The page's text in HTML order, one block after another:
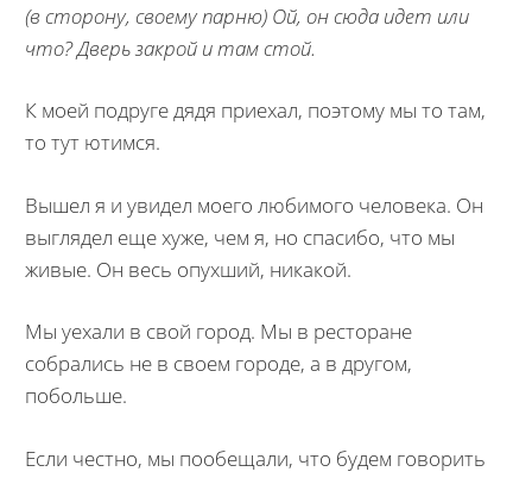
(в сторону, своему парню) Ой, он сюда идет или
что? Дверь закрой и там стой.
К моей подруге дядя приехал, поэтому мы то там,
то тут ютимся.
Вышел я и увидел моего любимого человека. Он
выглядел еще хуже, чем я, но спасибо, что мы
живые. Он весь опухший, никакой.
Мы уехали в свой город. Мы в ресторане
собрались не в своем городе, а в другом,
побольше.
Если честно, мы пообещали, что будем говорить